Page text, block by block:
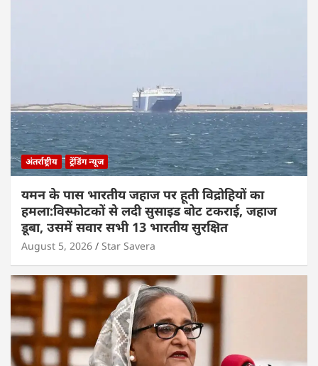
अंतर्राष्ट्रीय ट्रेंडिंग न्यूज
यमन के पास भारतीय जहाज पर हूती विद्रोहियों का
हमला:विस्फोटकों से लदी सुसाइड बोट टकराई, जहाज
डूबा, उसमें सवार सभी 13 भारतीय सुरक्षित
August 5, 2026 Star Savera